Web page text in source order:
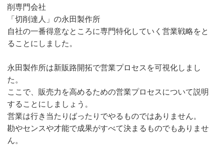
削専門会社
「切削達人」の永田製作所
自社の一番得意なところに専門特化していく営業戦略をと
ることにしました。
永田製作所は新販路開拓で営業プロセスを可視化しまし
た。
ここで、販売力を高めるための営業プロセスについて説明
することにしましょう。
営業は行き当たりばったりでやるものではありません。
勘やセンスや才能で成果がすべて決まるものでもありませ
ん。